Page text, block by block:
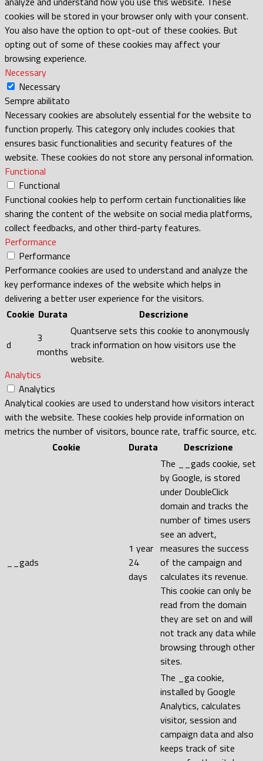
cookies will be stored in your browser only with your consent.
You also have the option to opt-out of these cookies. But
opting out of some of these cookies may affect your
browsing experience.
Necessary
Necessary
Sempre abilitato
Necessary cookies are absolutely essential for the website to
function properly. This category only includes cookies that
ensures basic functionalities and security features of the
website. These cookies do not store any personal information.
Functional
Functional
Functional cookies help to perform certain functionalities like
sharing the content of the website on social media platforms,
collect feedbacks, and other third-party features.
Performance
Performance
Performance cookies are used to understand and analyze the
key performance indexes of the website which helps in
delivering a better user experience for the visitors.
Cookie Durata Descrizione
d
3
months
Quantserve sets this cookie to anonymously
track information on how visitors use the
website.
Analytics
Analytics
Analytical cookies are used to understand how visitors interact
with the website. These cookies help provide information on
metrics the number of visitors, bounce rate, traffic source, etc.
Cookie
Durata Descrizione
__gads
1 year
24
days
The __gads cookie, set
by Google, is stored
under DoubleClick
domain and tracks the
number of times users
see an advert,
measures the success
of the campaign and
calculates its revenue.
This cookie can only be
read from the domain
they are set on and will
not track any data while
browsing through other
sites.
The _ga cookie,
installed by Google
Analytics, calculates
visitor, session and
campaign data and also
keeps track of site